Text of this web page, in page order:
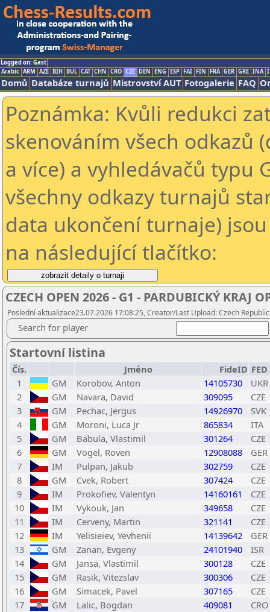
Logged on: Gast
Arabic ARM AZE BIH BUL CAT CHN CRO CZE DEN ENG ESP FAI FIN FRA GER GRE INA
Domů Databáze turnajů Mistrovství AUT Fotogalerie FAQ
Poznámka: Kvůli redukci
skenováním všech odkazů
a více) a vyhledávačů typu
všechny odkazy turnajů
data ukončení turnaje)
na následující tlačítko:
CZECH OPEN 2026 - G1 - PARDUBICKÝ
Poslední aktualizace23.07.2026 17:08:25, Creator/Last Upload: Czech
Search for player
Startovní listina
Čís. Jméno FideID FED
1
GM Korobov, Anton 14105730
UKR
2
GM Navara, David 309095
CZE
3
GM Pechac, Jergus 14926970
SVK
4
GM Moroni, Luca Jr 865834
ITA
5
GM Babula, Vlastimil 301264
CZE
6
GM Vogel, Roven 12908088
GER
7
IM Pulpan, Jakub 302759
CZE
8
GM Cvek, Robert 307424
CZE
9
IM Prokofiev, Valentyn 14160161
CZE
10
IM Vykouk, Jan 349658
CZE
11
IM Cerveny, Martin 321141
CZE
12
IM Yelisieiev, Yevhenii 14139642
GER
13
GM Zanan, Evgeny 24101940
ISR
14
GM Jansa, Vlastimil 300128
CZE
15
GM Rasik, Vitezslav 300306
CZE
16
GM Simacek, Pavel 307165
CZE
17
GM Lalic, Bogdan 409081
CRO